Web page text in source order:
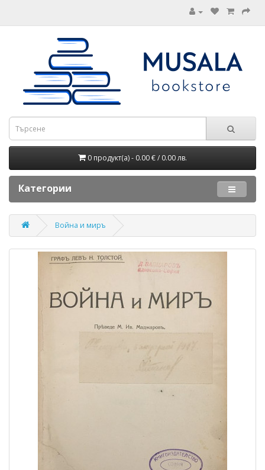
0 продукт(а) - 0.00 € / 0.00 лв.
Категории
Война и миръ